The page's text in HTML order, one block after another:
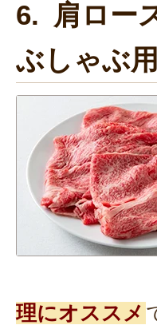
6. 肩ロー
ぶしゃぶ用
理にオススメ